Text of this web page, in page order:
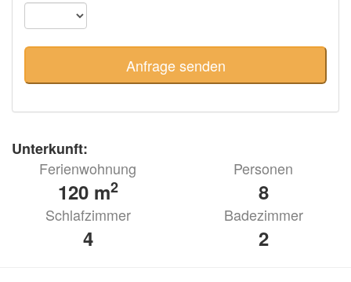
Unterkunft:
Ferienwohnung
120 m2
Personen
8
Schlafzimmer
4
Badezimmer
2